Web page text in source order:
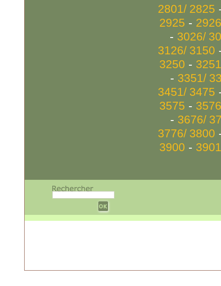
2801/ 2825
2925 -
- 3026/
3126/ 3150
3250 -
- 3351/
3451/ 3475
3575 -
- 3676/
3776/ 3800
3900 -